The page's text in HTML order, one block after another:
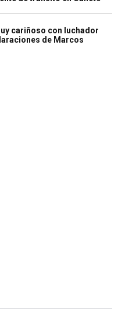
cariñoso con luchador
de Marcos